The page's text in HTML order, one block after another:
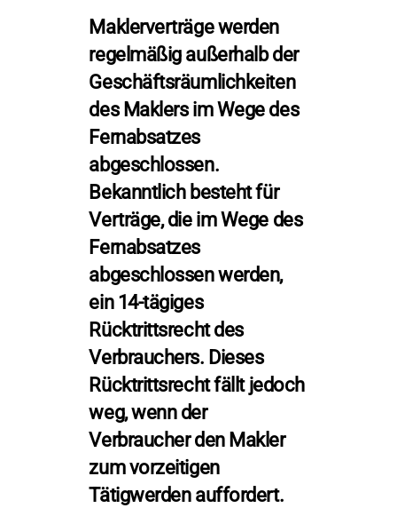
Maklerverträge werden
regelmäßig außerhalb der
Geschäftsräumlichkeiten
des Maklers im Wege des
Fernabsatzes
abgeschlossen.
Bekanntlich besteht für
Verträge, die im Wege des
Fernabsatzes
abgeschlossen werden,
ein 14-tägiges
Rücktrittsrecht des
Verbrauchers. Dieses
Rücktrittsrecht fällt jedoch
weg, wenn der
Verbraucher den Makler
zum vorzeitigen
Tätigwerden auffordert.